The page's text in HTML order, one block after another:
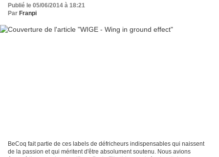
Publié le 05/06/2014 à 18:21
Par Franpi
BeCoq fait partie de ces labels de défricheurs indispensables qui naissent
de la passion et qui méritent d'être absolument soutenu. Nous avions